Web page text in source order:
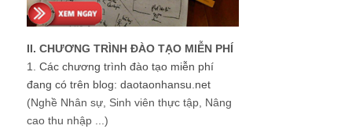
II. CHƯƠNG TRÌNH ĐÀO TẠO MIỄN PHÍ
1. Các chương trình đào tạo miễn phí
đang có trên blog: daotaonhansu.net
(Nghề Nhân sự, Sinh viên thực tập, Nâng
cao thu nhập ...)